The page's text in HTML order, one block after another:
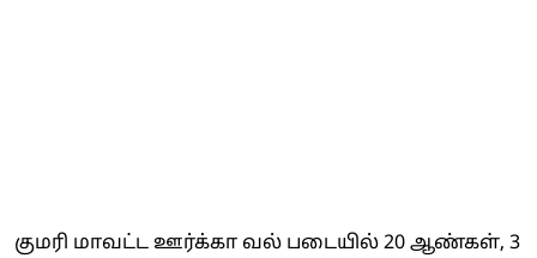
குமரி மாவட்ட ஊர்க்கா வல் படையில் 20 ஆண்கள், 3